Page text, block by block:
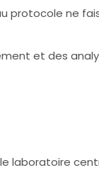
protocole ne
et des
laboratoire